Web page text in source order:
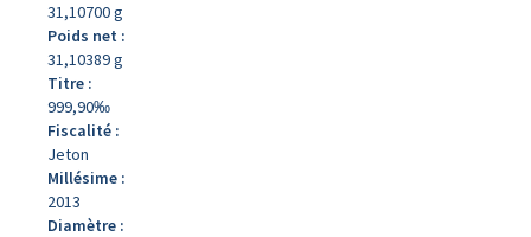
31,10700 g
Poids net :
31,10389 g
Titre :
999,90‰
Fiscalité :
Jeton
Millésime :
2013
Diamètre :